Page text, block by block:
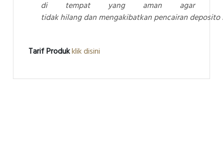
di tempat yang aman agar
tidakhilangdanmengakibatkanpencairandeposito
Tarif Produkklik disini